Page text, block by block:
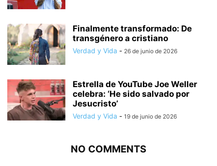
Finalmente transformado: De
transgénero a cristiano
Verdad y Vida - 26 de junio de 2026
Estrella de YouTube Joe Weller
celebra: ‘He sido salvado por
Jesucristo’
Verdad y Vida - 19 de junio de 2026
NO COMMENTS